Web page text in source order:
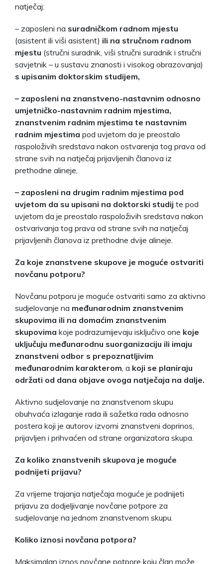
natječaj:
– zaposleni na suradničkom radnom mjestu
(asistent ili viši asistent) ili na stručnom radnom
mjestu (stručni suradnik, viši stručni suradnik i stručni
savjetnik – u sustavu znanosti i visokog obrazovanja)
s upisanim doktorskim studijem,
– zaposleni na znanstveno-nastavnim odnosno
umjetničko-nastavnim radnim mjestima,
znanstvenim radnim mjestima te nastavnim
radnim mjestima pod uvjetom da je preostalo
raspoloživih sredstava nakon ostvarenja tog prava od
strane svih na natječaj prijavljenih članova iz
prethodne alineje,
– zaposleni na drugim radnim mjestima pod
uvjetom da su upisani na doktorski studij te pod
uvjetom da je preostalo raspoloživih sredstava nakon
ostvarivanja tog prava od strane svih na natječaj
prijavljenih članova iz prethodne dvije alineje.
Za koje znanstvene skupove je moguće ostvariti
novčanu potporu?
Novčanu potporu je moguće ostvariti samo za aktivno
sudjelovanje na međunarodnim znanstvenim
skupovima ili na domaćim znanstvenim
skupovima koje podrazumijevaju isključivo one koje
uključuju međunarodnu suorganizaciju ili imaju
znanstveni odbor s prepoznatljivim
međunarodnim karakterom , a koji se planiraju
održati od dana objave ovoga natječaja na dalje.
Aktivno sudjelovanje na znanstvenom skupu
obuhvaća izlaganje rada ili sažetka rada odnosno
postera koji je autorov izvorni znanstveni doprinos,
prijavljen i prihvaćen od strane organizatora skupa.
Za koliko znanstvenih skupova je moguće
podnijeti prijavu?
Za vrijeme trajanja natječaja moguće je podnijeti
prijavu za dodjeljivanje novčane potpore za
sudjelovanje na jednom znanstvenom skupu.
Koliko iznosi novčana potpora?
Maksimalan iznos novčane potpore koju član može